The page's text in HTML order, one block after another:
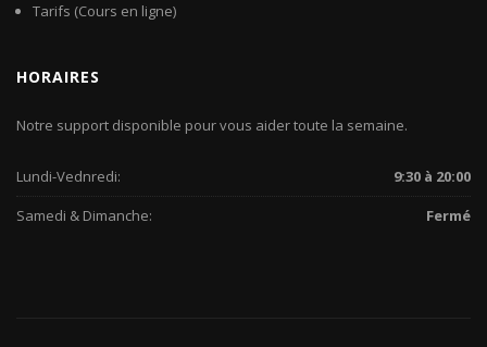
Tarifs (Cours en ligne)
HORAIRES
Notre support disponible pour vous aider toute la semaine.
Lundi-Vednredi:
9:30 à 20:00
Samedi & Dimanche:
Fermé